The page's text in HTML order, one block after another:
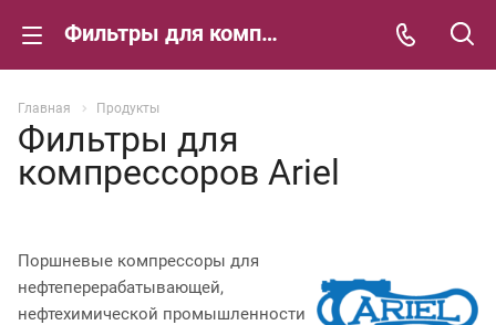
Фильтры для компрессоров Ariel
Главная Продукты
Фильтры для
компрессоров Ariel
Поршневые компрессоры для
нефтеперерабатывающей,
нефтехимической промышленности